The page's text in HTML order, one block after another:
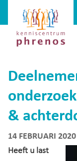
Phrenos
website
&
14 FEBRUARI 2020
Heeft u last